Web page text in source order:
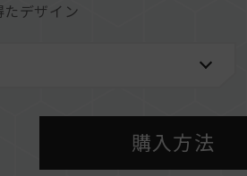
デザイン
購入方法